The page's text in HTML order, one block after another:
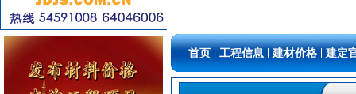
防雷接地 [采购中]
水泵
低压电器 [采购中]
油漆涂料
[采购中]
首页 工程信息 建材价格 建定